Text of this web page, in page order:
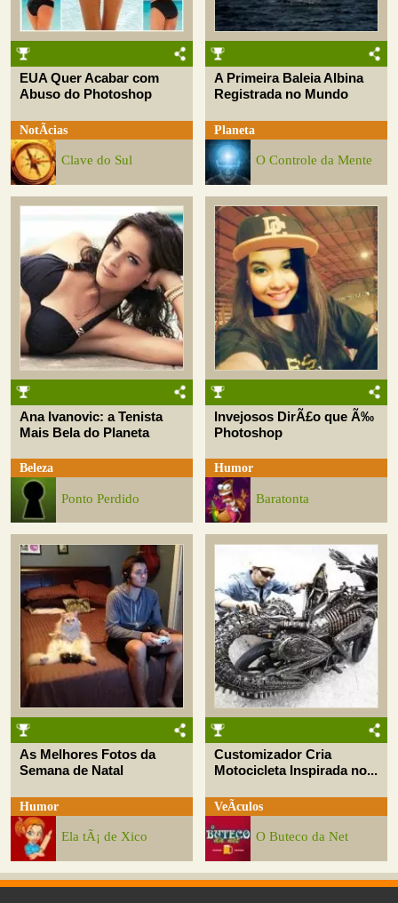
EUA Quer Acabar com
Abuso do Photoshop
NotÃ­cias
Clave do Sul
A Primeira Baleia Albina
Registrada no Mundo
Planeta
O Controle da Mente
Ana Ivanovic: a Tenista
Mais Bela do Planeta
Beleza
Ponto Perdido
Invejosos DirÃ£o que Ã‰
Photoshop
Humor
Baratonta
As Melhores Fotos da
Semana de Natal
Humor
Ela tÃ¡ de Xico
Customizador Cria
Motocicleta Inspirada no...
VeÃ­culos
O Buteco da Net